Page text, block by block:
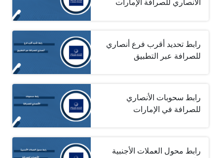
الأنصاري للصرافة الإمارات
رابط تحديد أقرب فرع أنصاري
للصرافة عبر التطبيق
رابط سحوبات الأنصاري
للصرافة في الإمارات
رابط محول العملات الأجنبية